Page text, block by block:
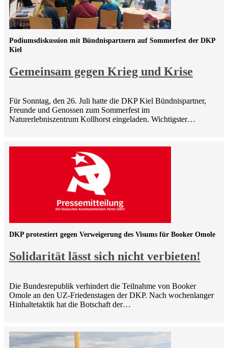
Gemeinsam gegen Krieg und Krise
Podiumsdiskussion mit Bündnispartnern auf Sommerfest der DKP
Kiel
Für Sonntag, den 26. Juli hatte die DKP Kiel Bündnispartner,
Freunde und Genossen zum Sommerfest im
Naturerlebniszentrum Kollhorst eingeladen. Wichtigster…
Solidarität lässt sich nicht verbieten!
DKP protestiert gegen Verweigerung des Visums für Booker Omole
Die Bundesrepublik verhindert die Teilnahme von Booker
Omole an den UZ-Friedenstagen der DKP. Nach wochenlanger
Hinhaltetaktik hat die Botschaft der…